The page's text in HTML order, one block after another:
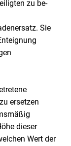
zu be-
Sie
ersetzen
dieser
Wert der